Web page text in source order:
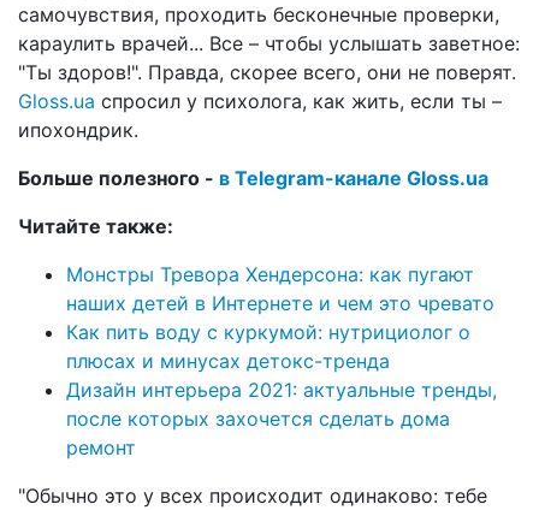
самочувствия, проходить бесконечные проверки,
караулить врачей... Все – чтобы услышать заветное:
"Ты здоров!". Правда, скорее всего, они не поверят.
Gloss.ua спросил у психолога, как жить, если ты –
ипохондрик.
Больше полезного - в Telegram-канале Gloss.ua
Читайте также:
Монстры Тревора Хендерсона: как пугают
наших детей в Интернете и чем это чревато
Как пить воду с куркумой: нутрициолог о
плюсах и минусах детокс-тренда
Дизайн интерьера 2021: актуальные тренды,
после которых захочется сделать дома
ремонт
"Обычно это у всех происходит одинаково: тебе